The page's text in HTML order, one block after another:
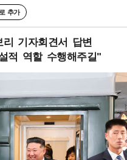
추가
리 기자회견서 답변
적 역할 수행해주길"